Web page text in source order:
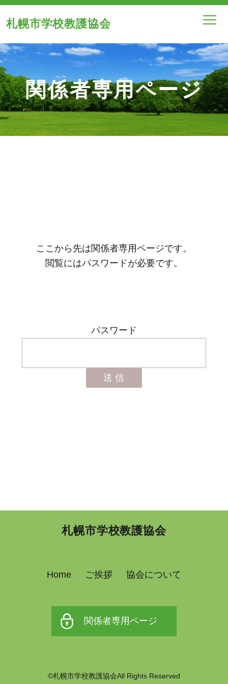
札幌市学校教護協会
関係者専用ページ
ここから先は関係者専用ページです。
閲覧にはパスワードが必要です。
パスワード
札幌市学校教護協会
Home ご挨拶 協会について
関係者専用ページ
©札幌市学校教護協会All Rights Reserved